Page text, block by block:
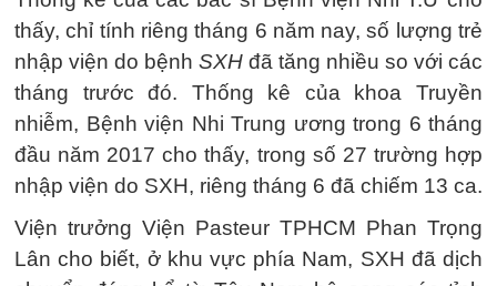
thấy, chỉ tính riêng tháng 6 năm nay, số lượng trẻ
nhập viện do bệnh SXH đã tăng nhiều so với các
tháng trước đó. Thống kê của khoa Truyền
nhiễm, Bệnh viện Nhi Trung ương trong 6 tháng
đầu năm 2017 cho thấy, trong số 27 trường hợp
nhập viện do SXH, riêng tháng 6 đã chiếm 13 ca.
Viện trưởng Viện Pasteur TPHCM Phan Trọng
Lân cho biết, ở khu vực phía Nam, SXH đã dịch